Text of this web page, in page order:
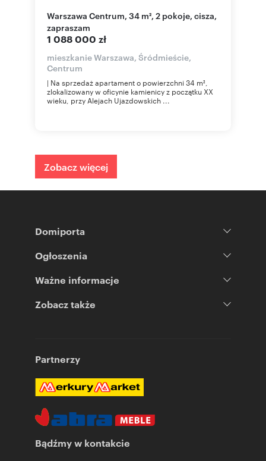
Warszawa Centrum, 34 m², 2 pokoje, cisza,
zapraszam
1 088 000 zł
mieszkanie Warszawa, Śródmieście,
Centrum
| Na sprzedaż apartament o powierzchni 34 m²,
zlokalizowany w oficynie kamienicy z początku XX
wieku, przy Alejach Ujazdowskich ...
Zobacz więcej
Domiporta
Ogłoszenia
Ważne informacje
Zobacz także
Partnerzy
Bądźmy w kontakcie